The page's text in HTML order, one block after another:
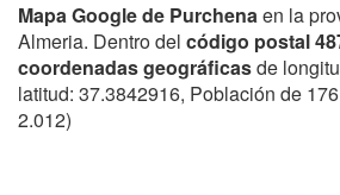
Mapa Google de Purchenaen la
Almeria. Dentro del código postal
coordenadas geográficasde
latitud: 37.3842916, Población de
2.012)